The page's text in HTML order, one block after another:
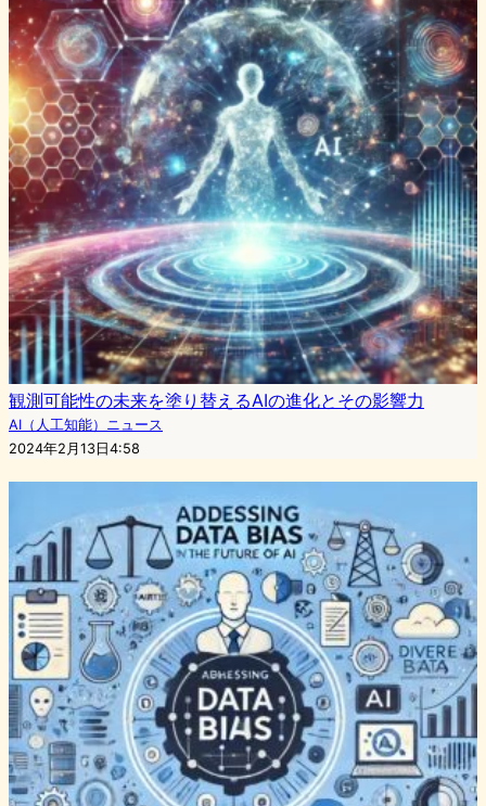
観測可能性の未来を塗り替えるAIの進化とその影響力
AI（人工知能）ニュース
2024年2月13日4:58